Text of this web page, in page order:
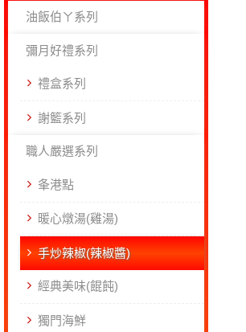
油飯伯ㄚ系列
彌月好禮系列
禮盒系列
謝籃系列
職人嚴選系列
夆港點
暖心燉湯(雞湯)
手炒辣椒(辣椒醬)
經典美味(餛飩)
獨門海鮮